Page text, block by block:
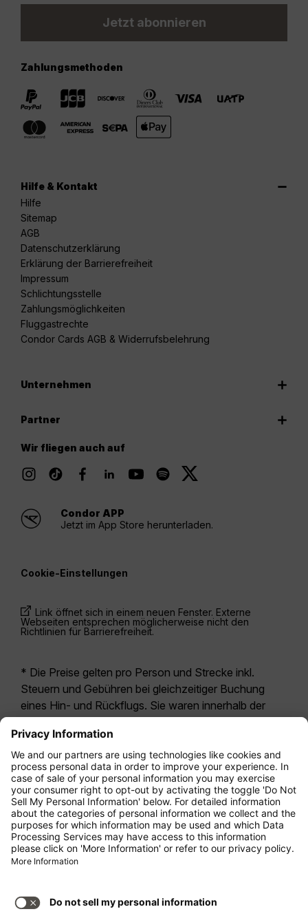
Jetzt abonnieren
Zahlungsmethoden
Hilfe & Kontakt
Hilfe
Sitemap
AGB
Datenschutzerklärung
Erklärung der Barrierefreiheit
Impressum
Schlichtungsstelle
Zahlungsmöglichkeiten
Fluggastrechte
Condor Cards AGB & Widerrufsbelehrung
Unternehmen
Partner
Wir fliegen auch auf
Condor APP
Jetzt im App Store herunterladen.
Cookie-Einstellungen
Link öffnet sich in einem neuen Fenster. Externe
Webseiten entsprechen möglicherweise nicht den
Richtlinien für Barrierefreiheit.
* Die Preise gelten pro Person und Strecke inkl.
Steuern und Gebühren bei gleichzeitiger Buchung
eines Hin- und Rückflugs. Sie waren innerhalb der
möglicherweise nicht mehr aktuell. Bei den für die
Economy Class angegebenen Tarifen handelt es
sich i.d.R. um Economy Zero, unsere restriktivste
Tarifoption. Es können hierfür zusätzliche Gebühren
fürAufgabegepäck oder für andere optionale
Leistungen anfallen. Es gelten dieAllgemeinen
Geschäftsbedingungen .